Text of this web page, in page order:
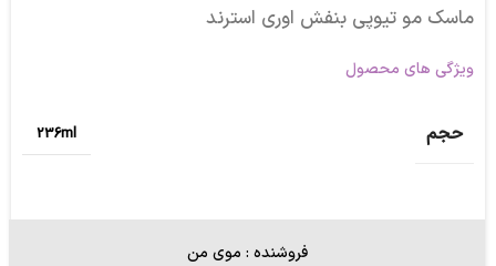
ماسک مو تیوپی بنفش اوری استرند
ویژگی های محصول
حجم 236ml
فروشنده : موی من